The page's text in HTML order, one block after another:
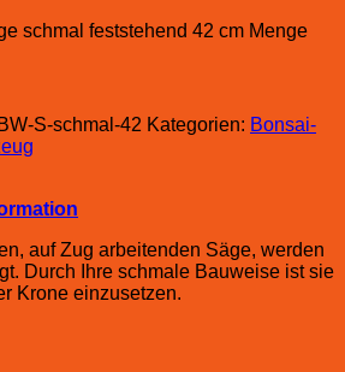
schmal feststehend 42 cm Menge
S-schmal-42 Kategorien: Bonsai-
auf Zug arbeitenden Säge, werden
Durch Ihre schmale Bauweise ist sie
Krone einzusetzen.